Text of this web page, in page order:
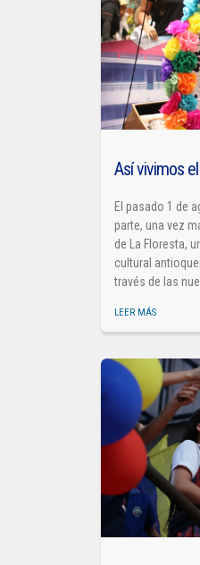
Así vivimos
El pasado 1 de
parte, una vez
de La Floresta,
cultural
través de las
LEER MÁS